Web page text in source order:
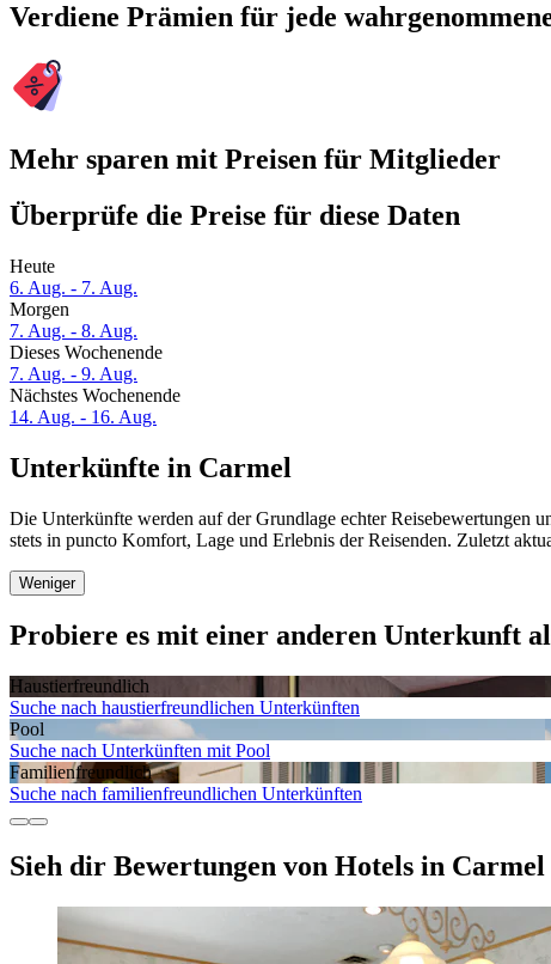
Verdiene Prämien für jede
Mehr sparen mit Preisen für Mitglieder
Überprüfe die Preise für diese Daten
Heute
6. Aug. - 7. Aug.
Morgen
7. Aug. - 8. Aug.
Dieses Wochenende
7. Aug. - 9. Aug.
Nächstes Wochenende
14. Aug. - 16. Aug.
Unterkünfte in Carmel
Die Unterkünfte werden auf der Grundlage echter Reisebewertungen
stets in puncto Komfort, Lage und Erlebnis der Reisenden. Zuletzt
Weniger
Probiere es mit einer anderen Unterkunft
Haustier­freundlich
Suche nach haustierfreundlichen Unterkünften
Pool
Suche nach Unterkünften mit Pool
Familien­freundlich
Suche nach familienfreundlichen Unterkünften
Sieh dir Bewertungen von Hotels in